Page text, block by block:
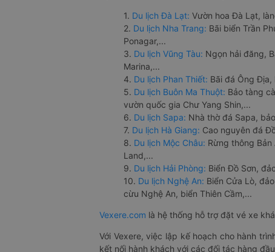
1. Du lịch Đà Lạt: Vườn hoa Đà Lạt,
2. Du lịch Nha Trang: Bãi biển Trần
Ponagar,...
3. Du lịch Vũng Tàu: Ngọn hải đăng,
Marina,...
4. Du lịch Phan Thiết: Bãi đá Ông Địa,
5. Du lịch Buôn Ma Thuột: Bảo tàng
vườn quốc gia Chư Yang Shin,...
6. Du lịch Sapa: Nhà thờ đá Sapa,
7. Du lịch Hà Giang: Cao nguyên đá
8. Du lịch Mộc Châu: Rừng thông
Land,...
9. Du lịch Hải Phòng: Biển Đồ Sơn,
10. Du lịch Nghệ An: Biển Cửa Lò,
cừu Nghệ An, biển Thiên Cầm,...
Vexere.com là hệ thống hỗ trợ đặt vé xe
Với Vexere, việc lập kế hoạch cho hành
kết nối hành khách với các đối tác hàng